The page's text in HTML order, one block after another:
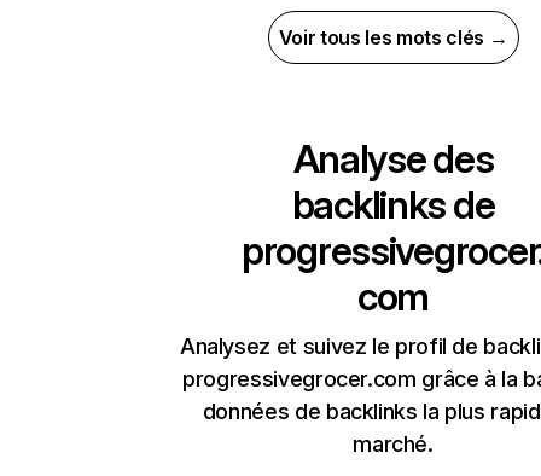
Voir tous les mots clés →
Analyse des
backlinks de
com
Analysez et suivez le profil de
progressivegrocer.com grâce à la
données de backlinks la plus
marché.